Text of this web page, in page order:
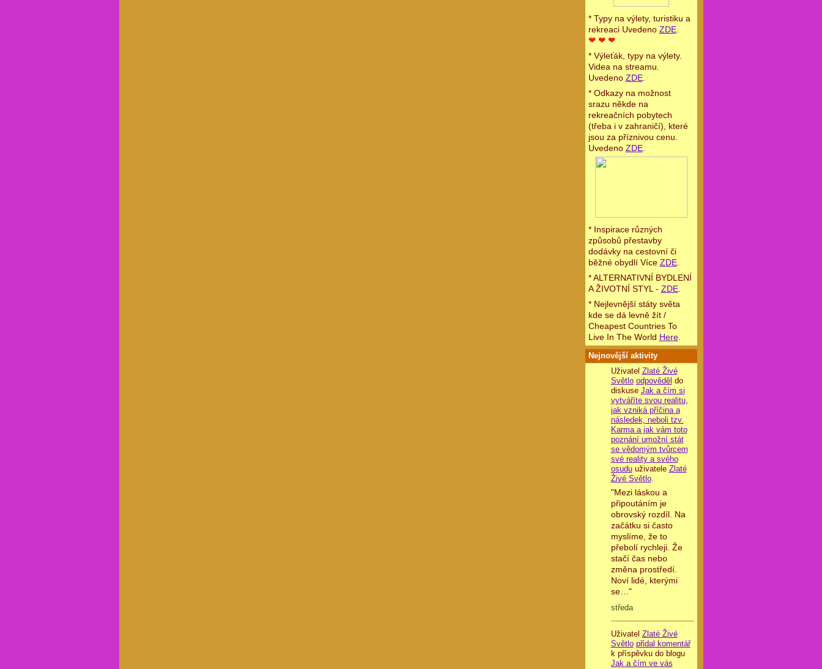
* Typy na výlety, turistiku a
rekreaci Uvedeno ZDE.
❤ ❤ ❤
* Výleťák, typy na výlety.
Videa na streamu.
Uvedeno ZDE.
* Odkazy na možnost
srazu někde na
rekreačních pobytech
(třeba i v zahraničí), které
jsou za příznivou cenu.
Uvedeno ZDE.
* Inspirace různých
způsobů přestavby
dodávky na cestovní či
běžné obydlí Více ZDE.
* ALTERNATIVNÍ BYDLENÍ
A ŽIVOTNÍ STYL - ZDE.
* Nejlevnější státy světa
kde se dá levně žít /
Cheapest Countries To
Live In The World Here.
Nejnovější aktivity
Uživatel Zlaté Živé
Světlo odpověděl do
diskuse Jak a čím si
vytváříte svou realitu,
jak vzniká příčina a
následek, neboli tzv.
Karma a jak vám toto
poznání umožní stát
se vědomým tvůrcem
své reality a svého
osuduuživatele Zlaté
Živé Světlo.
"Mezi láskou a
připoutáním je
obrovský rozdíl. Na
začátku si často
myslíme, že to
přebolí rychleji. Že
stačí čas nebo
změna prostředí.
Noví lidé, kterými
se…"
středa
Uživatel Zlaté Živé
Světlo přidal komentář
k příspěvku do blogu
Jak a čím ve vás